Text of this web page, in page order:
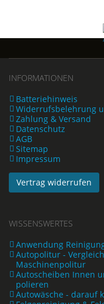
INFORMATIONEN
Batteriehinweis
Widerrufsbelehrung
Zahlung & Versand
Datenschutz
AGB
Sitemap
Impressum
Vertrag widerrufen
WISSENSWERTES
Anwendung
Autopolitur -
Maschinenpolitur
Autoscheiben Innen
polieren
Autowäsche - darauf